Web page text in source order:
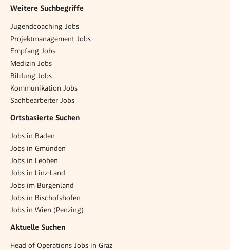
Weitere Suchbegriffe
Jugendcoaching Jobs
Projektmanagement Jobs
Empfang Jobs
Medizin Jobs
Bildung Jobs
Kommunikation Jobs
Sachbearbeiter Jobs
Ortsbasierte Suchen
Jobs in Baden
Jobs in Gmunden
Jobs in Leoben
Jobs in Linz-Land
Jobs im Burgenland
Jobs in Bischofshofen
Jobs in Wien (Penzing)
Aktuelle Suchen
Head of Operations Jobs in Graz